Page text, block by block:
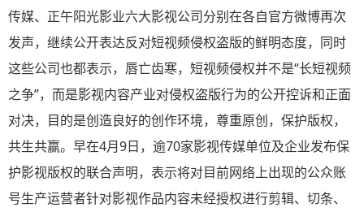
传媒、正午阳光影业六大影视公司分别在各自官方微博再次
发声，继续公开表达反对短视频侵权盗版的鲜明态度，同时
这些公司也都表示，唇亡齿寒，短视频侵权并不是“长短视频
之争”，而是影视内容产业对侵权盗版行为的公开控诉和正面
对决，目的是创造良好的创作环境，尊重原创，保护版权，
共生共赢。早在4月9日，逾70家影视传媒单位及企业发布保
护影视版权的联合声明，表示将对目前网络上出现的公众账
号生产运营者针对影视作品内容未经授权进行剪辑、切条、